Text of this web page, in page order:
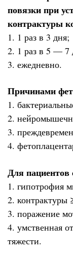
повязки при
контрактуры
1. 1 раз в 3 дня;
2. 1 раз в 5 — 7
3. ежедневно.
Причинами
1.
2.
3.
4.
Для пациентов
1. гипотрофия
2. контрактуры
3. поражение
4. умственная
тяжести.